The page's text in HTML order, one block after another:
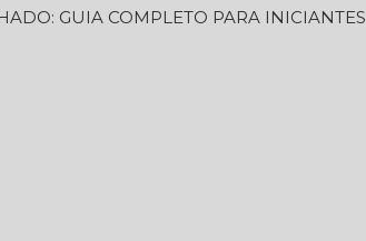
GUIA COMPLETO PARA INICIANTES